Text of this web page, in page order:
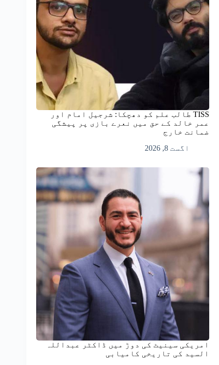
TISS طالب علم کو دھچکا: شرجیل امام اور
عمر خالد کے حق میں نعرے بازی پر پیشگی
ضمانت خارج
اگست 8, 2026
امریکی سینیٹ کی دوڑ میں ڈاکٹر عبداللہ
السید کی تاریخی کامیابی